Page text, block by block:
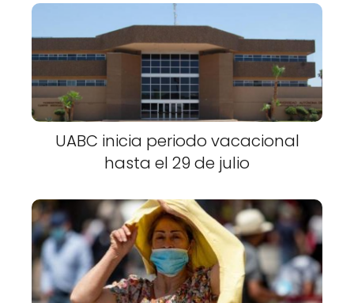
UABC inicia periodo vacacional
hasta el 29 de julio